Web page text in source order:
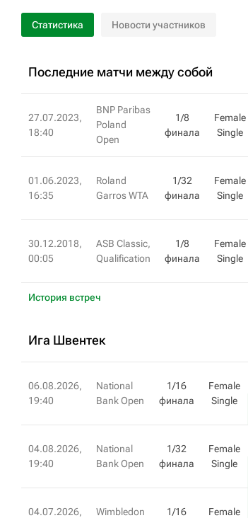
Статистика Новости участников
Последние матчи между собой
27.07.2023,
18:40
BNP Paribas
Poland
Open
1/8
финала
Female
Single
01.06.2023,
16:35
Roland
Garros WTA
1/32
финала
Female
Single
30.12.2018,
00:05
ASB Classic,
Qualification
1/8
финала
Female
Single
История встреч
Ига Швентек
06.08.2026,
19:40
National
Bank Open
1/16
финала
Female
Single
04.08.2026,
19:40
National
Bank Open
1/32
финала
Female
Single
04.07.2026,
Wimbledon
1/16
Female